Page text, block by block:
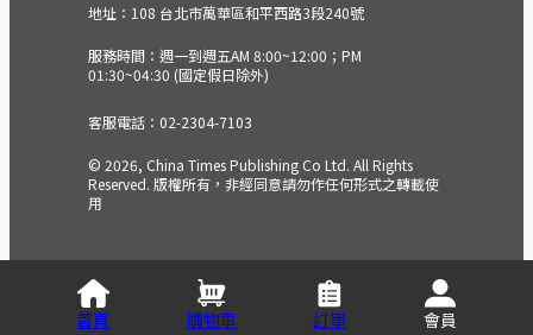
地址：108 台北市萬華區和平西路3段240號
服務時間：週一到週五AM 8:00~12:00；PM
01:30~04:30 (國定假日除外)
客服電話：02-2304-7103
© 2026, China Times Publishing Co Ltd. All Rights
Reserved. 版權所有，非經同意請勿作任何形式之轉載使
用
首頁 購物車 訂單 會員